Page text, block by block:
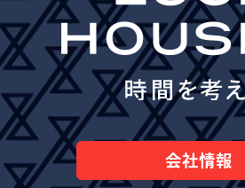
会社情報